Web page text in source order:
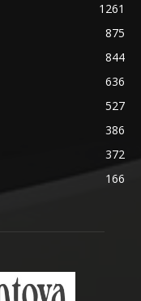
1261
875
844
636
527
386
372
166